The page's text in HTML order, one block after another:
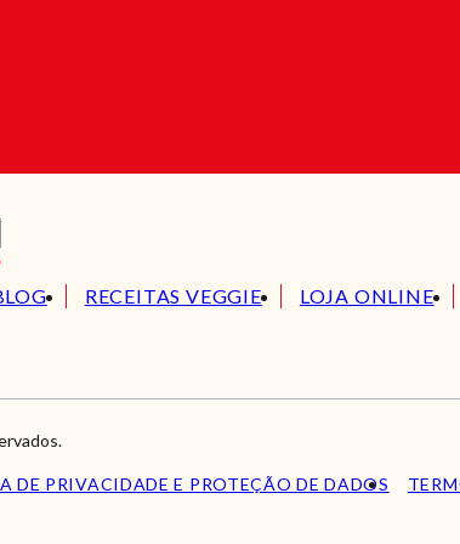
RECEITAS VEGGIE LOJA ONLINE
DE PRIVACIDADE E PROTEÇÃO DE DADOS